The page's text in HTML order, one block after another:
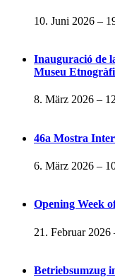
10. Juni 2026 –
Inauguració de
Museu
8. März 2026 –
46a Mostra
6. März 2026 –
Opening Week
21. Februar 2026
Betriebsumzug